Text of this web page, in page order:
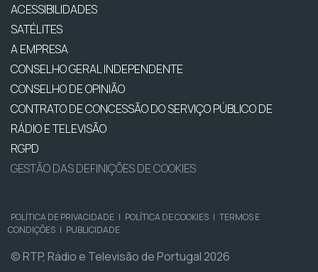
ACESSIBILIDADES
SATÉLITES
A EMPRESA
CONSELHO GERAL INDEPENDENTE
CONSELHO DE OPINIÃO
CONTRATO DE CONCESSÃO DO SERVIÇO PÚBLICO DE
RÁDIO E TELEVISÃO
RGPD
GESTÃO DAS DEFINIÇÕES DE COOKIES
POLÍTICA DE PRIVACIDADE | POLÍTICA DE COOKIES | TERMOS E
CONDIÇÕES | PUBLICIDADE
© RTP, Rádio e Televisão de Portugal 2026